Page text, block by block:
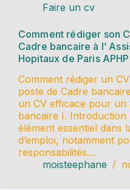
Faire un cv
Comment rédiger son
Cadre bancaire à l’
Hopitaux de Paris APHP
Comment rédiger un
poste de Cadre
un CV efficace pour un
bancaire I. Introduction
élément essentiel dans
d’emploi, notamment
responsabilités…
moisteephane